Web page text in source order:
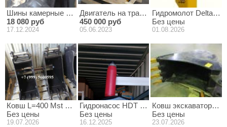
Шины камерные 10.00-20 16PR TTF HT601 EKKA на
18 080 руб
17.12.2024
Ковш L=400 Mst 542/544 (установочные пальцы в комплекте)
Без цены
19.07.2026
Двигатель на трактор/ бульдозер
450 000 руб
05.06.2023
Гидронасос HDT 84 D ISO 108-013-
Без цены
16.12.2025
Гидромолот Delta
Без цены
01.08.2026
Ковш экскаватора
Без цены
23.07.2026